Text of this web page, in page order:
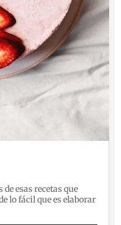
de esas recetas que
lo fácil que es elaborar